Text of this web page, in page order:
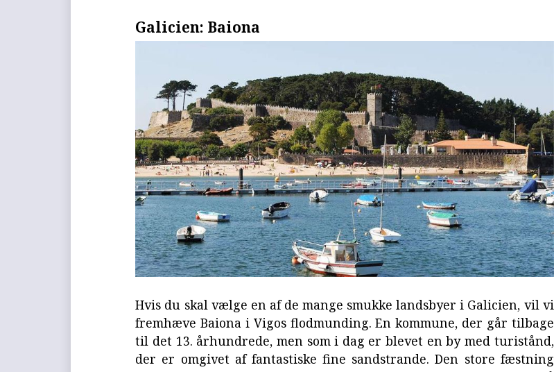
Galicien: Baiona
Hvis du skal vælge en af de mange smukke landsbyer i Galicien, vil vi
fremhæve Baiona i Vigos flodmunding. En kommune, der går tilbage
til det 13. århundrede, men som i dag er blevet en by med turistånd,
der er omgivet af fantastiske fine sandstrande. Den store fæstning